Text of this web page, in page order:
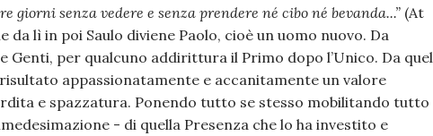
giorni senza vedere e senza prendere né cibo né bevanda...”(At
lì in poi Saulo diviene Paolo, cioè un uomo nuovo. Da
Genti, per qualcuno addirittura il Primo dopo l’Unico. Da quel
appassionatamente e accanitamente un valore
e spazzatura. Ponendo tutto se stesso mobilitando tutto
- di quella Presenza che lo ha investito e